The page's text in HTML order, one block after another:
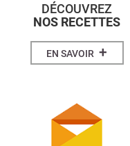
DÉCOUVREZ
NOS RECETTES
EN SAVOIR +